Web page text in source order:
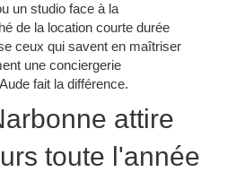
un studio face à la
de la location courte durée
ceux qui savent en maîtriser
une conciergerie
fait la différence.
attire
toute l'année